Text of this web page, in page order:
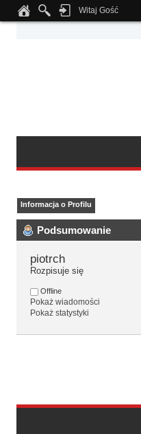
Notice: Undefined index:
Witaj Gość
Informacja o Profilu
Podsumowanie
piotrch
Rozpisuje się
Offline
Pokaż wiadomości
Pokaż statystyki